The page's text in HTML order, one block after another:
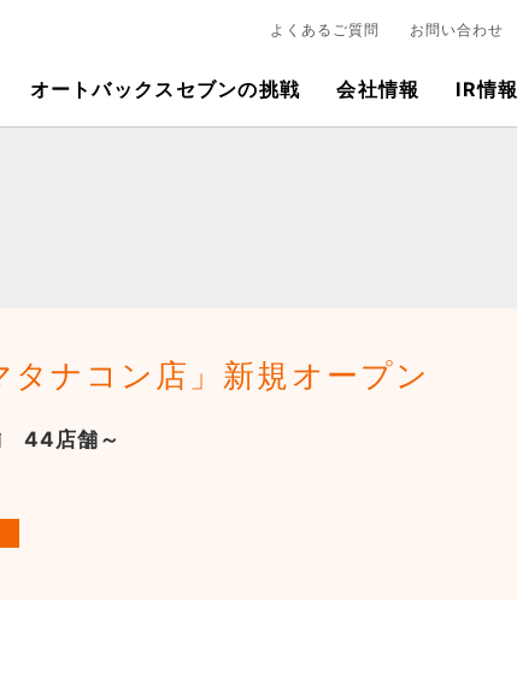
ナコン店」新規オープン
44店舗～
よくあるご質問 お問い合わせ
オートバックスセブンの挑戦 会社情報 IR情報